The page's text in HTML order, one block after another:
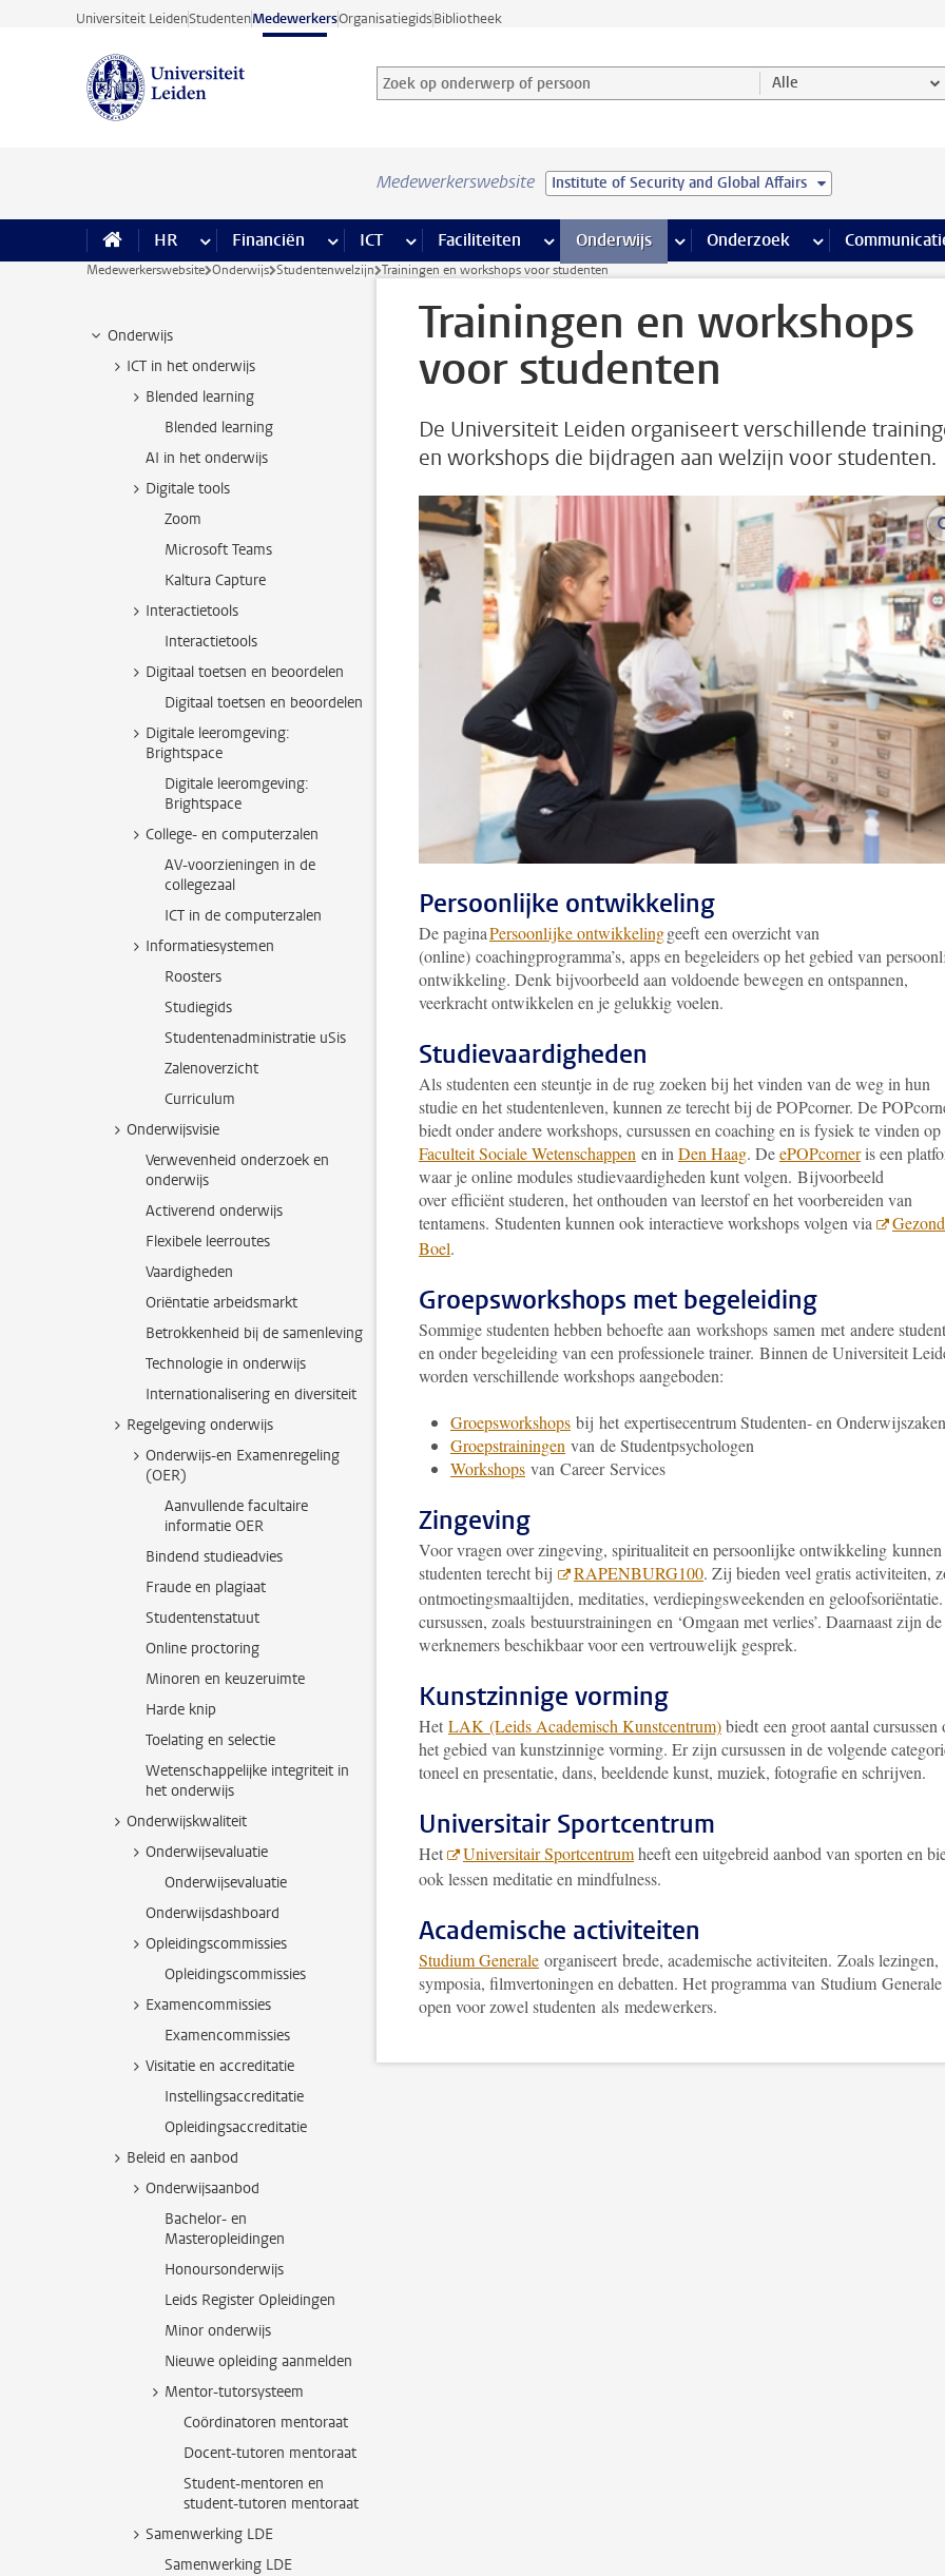
Ga direct naar de inhoud
Universiteit LeidenStudentenMedewerkersOrganisatiegidsBibliotheek
Zoek op onderwerp of persoon en selecteer categorie
Zoekterm Alle
Medewerkerswebsite Institute of Security and Global Affairs
HR meer HR pagina’s
Financiën meer Financiën pagina’s
ICT meer ICT pagina’s
Faciliteiten meer Faciliteiten pagina’s
Onderwijs meer Onderwijs pagina’s
Onderzoek meer Onderzoek
Medewerkerswebsite Onderwijs Studentenwelzijn Trainingen en workshops voor studenten
Onderwijs
ICT in het onderwijs
Blended learning
Blended learning
AI in het onderwijs
Digitale tools
Zoom
Microsoft Teams
Kaltura Capture
Interactietools
Interactietools
Digitaal toetsen en beoordelen
Digitaal toetsen en beoordelen
Digitale leeromgeving:
Brightspace
Digitale leeromgeving:
Brightspace
College- en computerzalen
AV-voorzieningen in de
collegezaal
ICT in de computerzalen
Informatiesystemen
Roosters
Studiegids
Studentenadministratie uSis
Zalenoverzicht
Curriculum
Onderwijsvisie
Verwevenheid onderzoek en
onderwijs
Activerend onderwijs
Flexibele leerroutes
Vaardigheden
Oriëntatie arbeidsmarkt
Betrokkenheid bij de samenleving
Technologie in onderwijs
Internationalisering en diversiteit
Regelgeving onderwijs
Onderwijs-en Examenregeling
(OER)
Aanvullende facultaire
informatie OER
Bindend studieadvies
Fraude en plagiaat
Studentenstatuut
Online proctoring
Minoren en keuzeruimte
Harde knip
Toelating en selectie
Wetenschappelijke integriteit in
het onderwijs
Onderwijskwaliteit
Onderwijsevaluatie
Onderwijsevaluatie
Onderwijsdashboard
Opleidingscommissies
Opleidingscommissies
Examencommissies
Examencommissies
Visitatie en accreditatie
Instellingsaccreditatie
Opleidingsaccreditatie
Beleid en aanbod
Onderwijsaanbod
Bachelor- en
Masteropleidingen
Honoursonderwijs
Leids Register Opleidingen
Minor onderwijs
Nieuwe opleiding aanmelden
Mentor-tutorsysteem
Coördinatoren mentoraat
Docent-tutoren mentoraat
Student-mentoren en
student-tutoren mentoraat
Samenwerking LDE
Samenwerking LDE
Trainingen en workshops
voor studenten
De Universiteit Leiden organiseert verschillende
en workshops die bijdragen aan welzijn voor studenten.
Persoonlijke ontwikkeling
De paginaPersoonlijke ontwikkelinggeeft een overzicht van
(online) coachingprogramma’s, apps en begeleiders op het gebied van
ontwikkeling. Denk bijvoorbeeld aan voldoende bewegen en ontspannen,
veerkracht ontwikkelen en je gelukkig voelen.
Studievaardigheden
Als studenten een steuntje in de rug zoeken bij het vinden van de weg in hun
studie en het studentenleven, kunnen ze terecht bij de POPcorner. De
biedt onder andere workshops, cursussen en coaching en is fysiek te vinden op
Faculteit Sociale Wetenschappen en in Den Haag. DeePOPcorneris een
waar je online modules studievaardigheden kunt volgen. Bijvoorbeeld
over efficiënt studeren, het onthouden van leerstof en het voorbereiden van
tentamens. Studenten kunnen ook interactieve workshops volgen via
Boel.
Groepsworkshops met begeleiding
Sommige studenten hebben behoefte aan workshops samen met andere
en onder begeleiding van een professionele trainer. Binnen de Universiteit
worden verschillende workshops aangeboden:
Groepsworkshops bij het expertisecentrum Studenten- en Onderwijszaken
Groepstrainingen van de Studentpsychologen
Workshops van Career Services
Zingeving
Voor vragen over zingeving, spiritualiteit en persoonlijke ontwikkeling kunnen
studenten terecht bij
RAPENBURG100. Zij bieden veel gratis activiteiten,
ontmoetingsmaaltijden, meditaties, verdiepingsweekenden en
cursussen, zoals bestuurstrainingen en ‘Omgaan met verlies’. Daarnaast zijn de
werknemers beschikbaar voor een vertrouwelijk gesprek.
Kunstzinnige vorming
Het LAK (Leids Academisch Kunstcentrum)biedt een groot aantal cursussen
het gebied van kunstzinnige vorming. Er zijn cursussen in de volgende
toneel en presentatie, dans, beeldende kunst, muziek, fotografie en schrijven.
Universitair Sportcentrum
Het Universitair Sportcentrumheeft een uitgebreid aanbod van sporten en
ook lessen meditatie en mindfulness.
Academische activiteiten
Studium Generale organiseert brede, academische activiteiten. Zoals lezingen,
symposia, filmvertoningen en debatten. Het programma van Studium
open voor zowel studenten als medewerkers.